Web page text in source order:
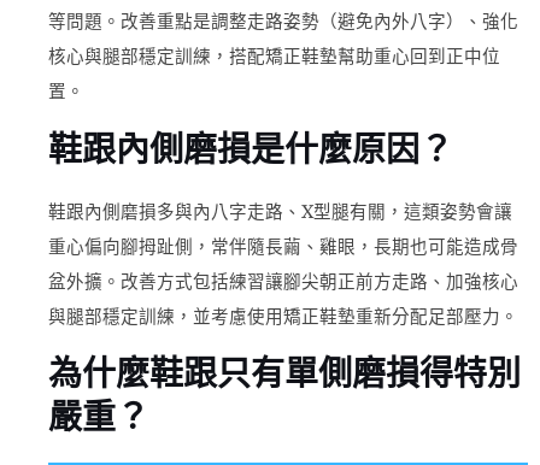
等問題。改善重點是調整走路姿勢（避免內外八字）、強化
核心與腿部穩定訓練，搭配矯正鞋墊幫助重心回到正中位
置。
鞋跟內側磨損是什麼原因？
鞋跟內側磨損多與內八字走路、X型腿有關，這類姿勢會讓
重心偏向腳拇趾側，常伴隨長繭、雞眼，長期也可能造成骨
盆外擴。改善方式包括練習讓腳尖朝正前方走路、加強核心
與腿部穩定訓練，並考慮使用矯正鞋墊重新分配足部壓力。
為什麼鞋跟只有單側磨損得特別
嚴重？